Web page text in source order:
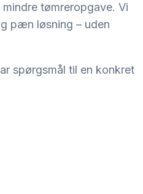
tømreropgave. Vi
pæn løsning – uden
spørgsmål til en konkret